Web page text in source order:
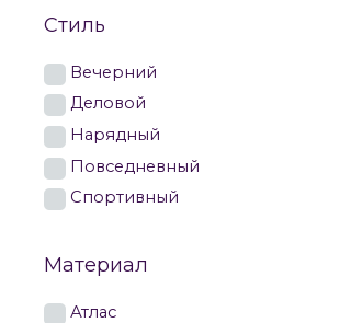
Стиль
Вечерний
Деловой
Нарядный
Повседневный
Спортивный
Материал
Атлас